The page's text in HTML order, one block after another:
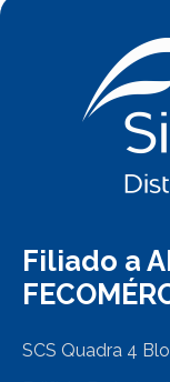
Filiado a
SCS Quadra 4